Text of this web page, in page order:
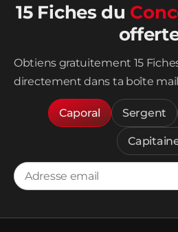
15 Fiches du
Obtiens gratuitement 15
directement dans ta boîte
Caporal Sergent